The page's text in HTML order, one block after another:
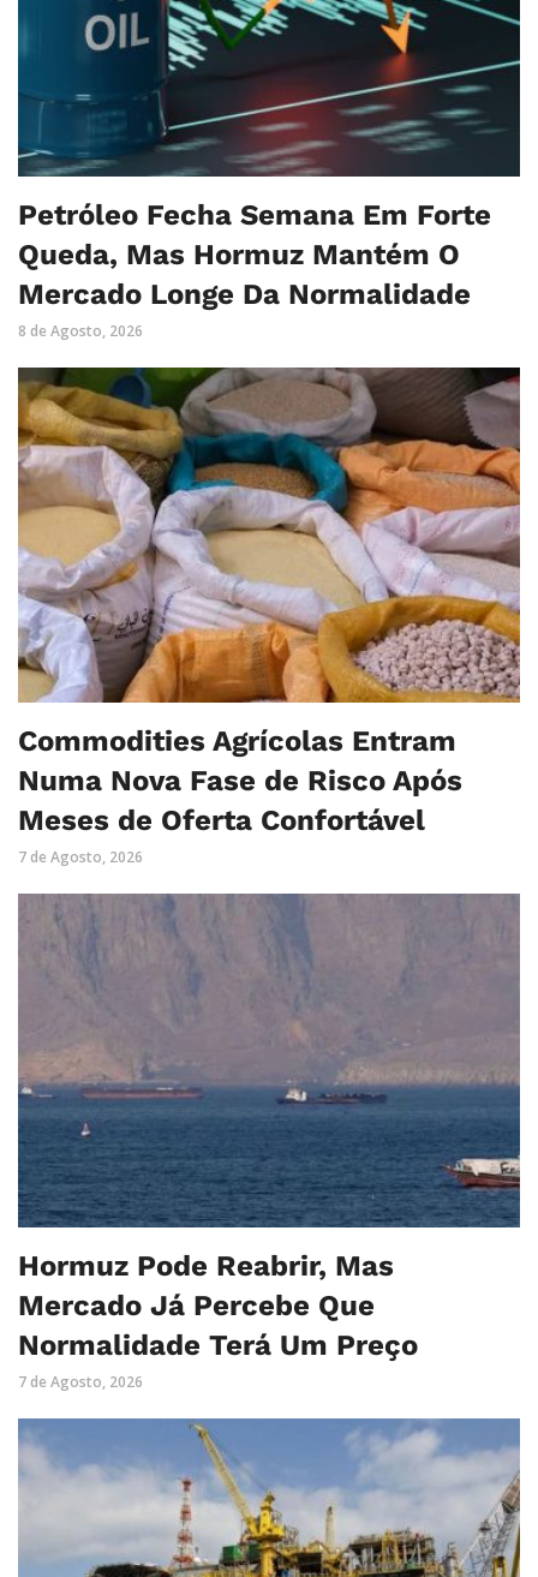
Petróleo Fecha Semana Em Forte
Queda, Mas Hormuz Mantém O
Mercado Longe Da Normalidade
8 de Agosto, 2026
Commodities Agrícolas Entram
Numa Nova Fase de Risco Após
Meses de Oferta Confortável
7 de Agosto, 2026
Hormuz Pode Reabrir, Mas
Mercado Já Percebe Que
Normalidade Terá Um Preço
7 de Agosto, 2026